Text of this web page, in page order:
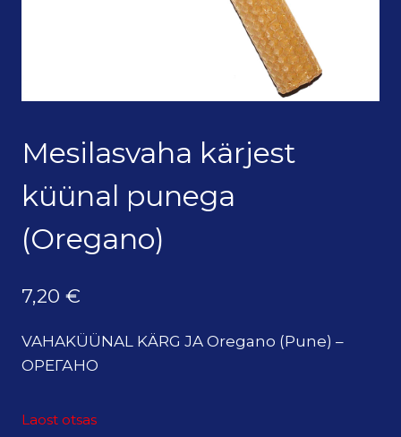
Mesilasvaha kärjest
küünal punega
(Oregano)
7,20 €
VAHAKÜÜNAL KÄRG JA Oregano (Pune) –
ОРЕГАНО
Laost otsas